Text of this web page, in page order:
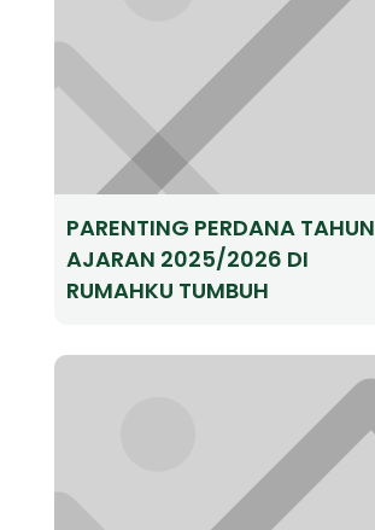
PARENTING PERDANA TAHUN
AJARAN 2025/2026 DI
RUMAHKU TUMBUH